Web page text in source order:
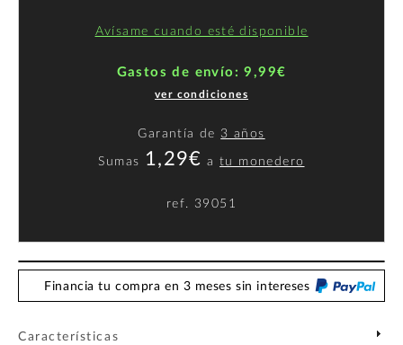
Avísame cuando esté disponible
Gastos de envío: 9,99€
ver condiciones
Garantía de 3 años
Sumas 1,29€ atu monedero
ref. 39051
Financia tu compra en 3 meses sin intereses
Características